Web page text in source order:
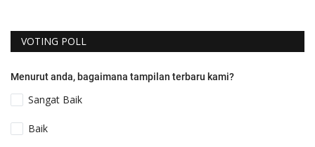
VOTING POLL
Menurut anda, bagaimana tampilan terbaru kami?
Sangat Baik
Baik